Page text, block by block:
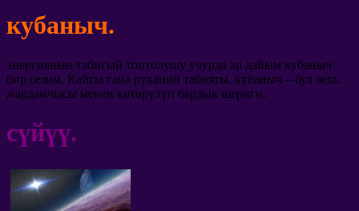
кубаныч.
энергиянын табигый топтолушу учурда ар дайым кубаныч
бир сезим. Кайсы гана руханий табияты. кубаныч – бул жол,
жардамчысы менен көтөрүлүп бардык шериги.
сүйүү.